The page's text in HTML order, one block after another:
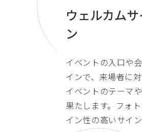
ウェルカム
ン
イベントの入口や
インで、来場者に
イベントのテーマ
果たします。フォ
イン性の高いサイン